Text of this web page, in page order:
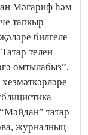
Мәгариф һәм
тапкыр
билгеле
телен
омтылабыз”,
татар
журналның